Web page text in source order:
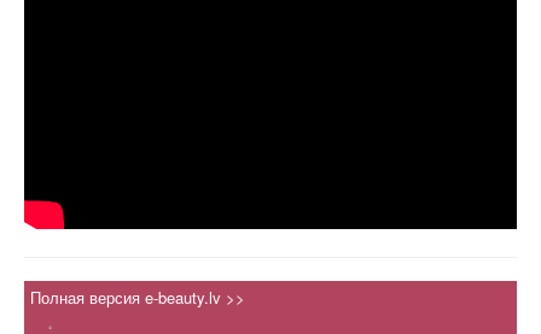
Полная версия e-beauty.lv >>
.